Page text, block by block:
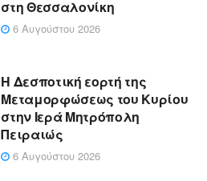
στη Θεσσαλονίκη
6 Αυγούστου 2026
Η Δεσποτική εορτή της
Μεταμορφώσεως του Κυρίου
στην Ιερά Μητρόπολη
Πειραιώς
6 Αυγούστου 2026